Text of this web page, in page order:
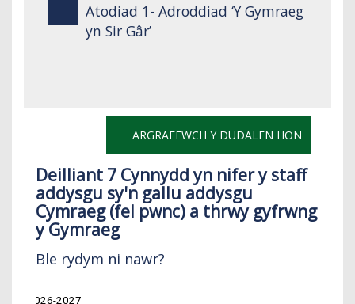
Atodiad 1- Adroddiad ‘Y Gymraeg
yn Sir Gâr’
ARGRAFFWCH Y DUDALEN HON
Deilliant 7 Cynnydd yn nifer y staff
addysgu sy'n gallu addysgu
Cymraeg (fel pwnc) a thrwy gyfrwng
y Gymraeg
Ble rydym ni nawr?
2026-2027